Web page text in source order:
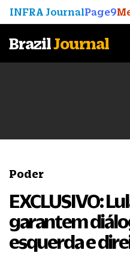
INFRA JournalPage9
BrazilJournal
Poder
EXCLUSIVO:
garantem
esquerda e